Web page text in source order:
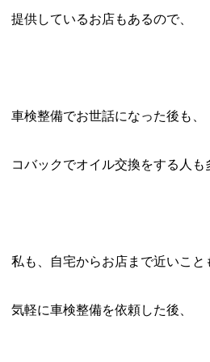
提供しているお店もあるので、
車検整備でお世話になった後も、
コバックでオイル交換をする人も
私も、自宅からお店まで近いこと
気軽に車検整備を依頼した後、